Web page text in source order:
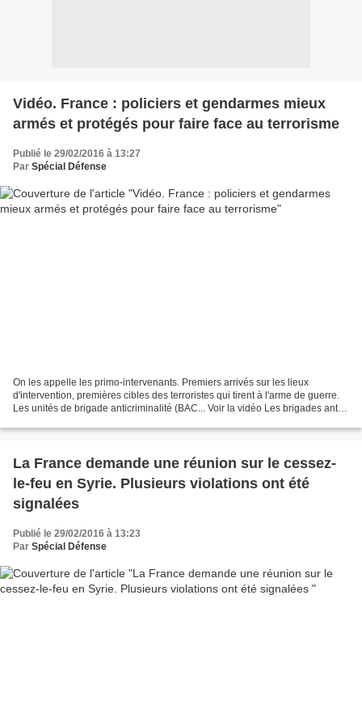
Vidéo. France : policiers et gendarmes mieux
armés et protégés pour faire face au terrorisme
Publié le 29/02/2016 à 13:27
Par Spécial Défense
On les appelle les primo-intervenants. Premiers arrivés sur les lieux
d'intervention, premières cibles des terroristes qui tirent à l'arme de guerre.
Les unités de brigade anticriminalité (BAC... Voir la vidéo Les brigades anti-
La France demande une réunion sur le cessez-
le-feu en Syrie. Plusieurs violations ont été
signalées
Publié le 29/02/2016 à 13:23
Par Spécial Défense